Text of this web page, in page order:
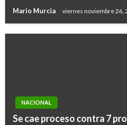
Mario Murcia viernes noviembre 26,
NACIONAL
Se cae proceso contra 7